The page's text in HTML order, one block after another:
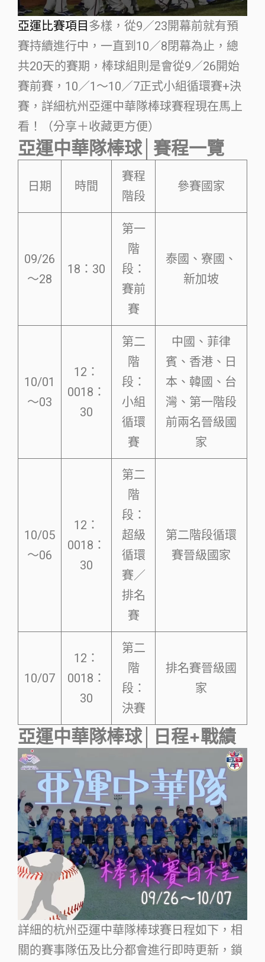
亞運比賽項目 多樣，從9／23開幕前就有預
賽持續進行中，一直到10／8閉幕為止，總
共20天的賽期，棒球組則是會從9／26開始
賽前賽，10／1～10／7正式小組循環賽+決
賽，詳細杭州亞運中華隊棒球賽程現在馬上
看！（分享＋收藏更方便）
亞運中華隊棒球│賽程一覽
日期 時間
賽程
階段
參賽國家
09/26
～28
18：30
第一
階
段：
賽前
賽
泰國、寮國、
新加坡
10/01
～03
12：
0018：
30
第二
階
段：
小組
循環
賽
中國、菲律
賓、香港、日
本、韓國、台
灣、第一階段
前兩名晉級國
家
10/05
～06
12：
0018：
30
第二
階
段：
超級
循環
賽／
排名
賽
第二階段循環
賽晉級國家
10/07
12：
0018：
30
第二
階
段：
決賽
排名賽晉級國
家
亞運中華隊棒球│日程+戰績
詳細的杭州亞運中華隊棒球賽日程如下，相
關的賽事隊伍及比分都會進行即時更新，鎖